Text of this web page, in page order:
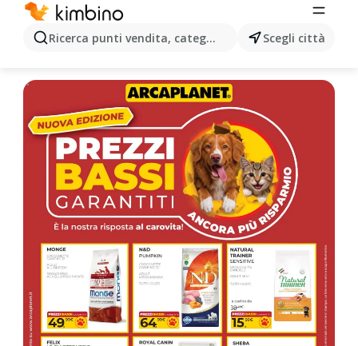
Ricerca punti vendita, categorie, prodotti...Scegli città